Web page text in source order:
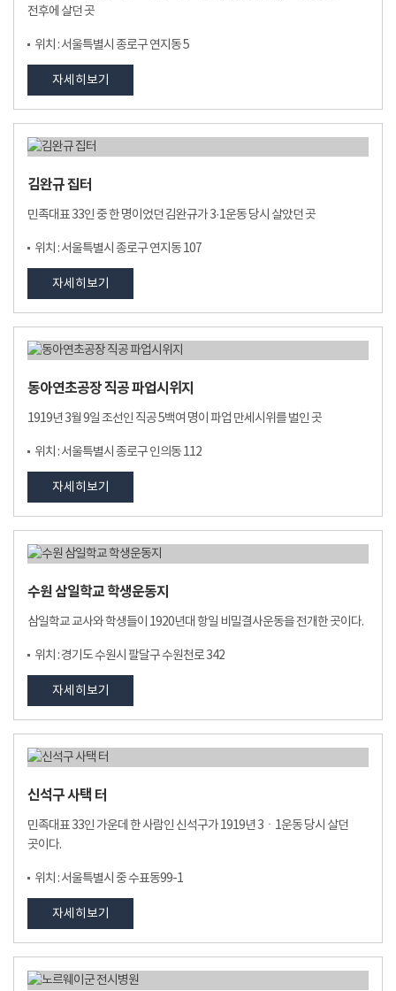
전후에 살던 곳
위치 : 서울특별시 종로구 연지동 5
자세히보기
김완규 집터
민족대표 33인 중 한 명이었던 김완규가 3·1운동 당시 살았던 곳
위치 : 서울특별시 종로구 연지동 107
자세히보기
동아연초공장 직공 파업시위지
1919년 3월 9일 조선인 직공 5백여 명이 파업 만세시위를 벌인 곳
위치 : 서울특별시 종로구 인의동 112
자세히보기
수원 삼일학교 학생운동지
삼일학교 교사와 학생들이 1920년대 항일 비밀결사운동을 전개한 곳이다.
위치 : 경기도 수원시 팔달구 수원천로 342
자세히보기
신석구 사택 터
민족대표 33인 가운데 한 사람인 신석구가 1919년 3ㆍ1운동 당시 살던
곳이다.
위치 : 서울특별시 중 수표동99-1
자세히보기